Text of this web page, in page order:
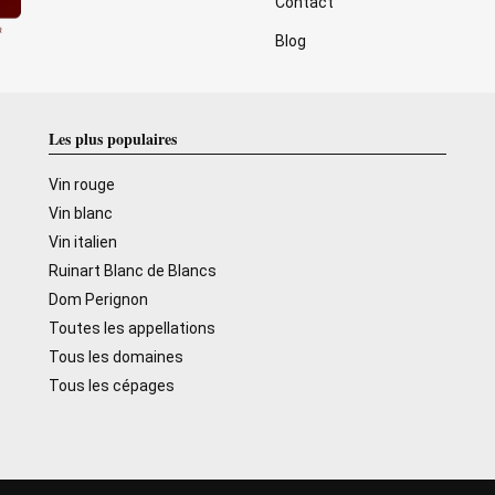
Blog
Les plus populaires
Vin rouge
Vin blanc
Vin italien
Ruinart Blanc de Blancs
Dom Perignon
Toutes les appellations
Tous les domaines
Tous les cépages